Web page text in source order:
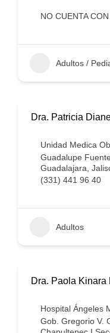
NO CUENTA
Adultos /
Dra. Patricia
Unidad Medica
Guadalupe
Guadalajara,
(331) 441 96 40
Adultos
Dra. Paola Kinara
Hospital Ángeles
Gob. Gregorio V.